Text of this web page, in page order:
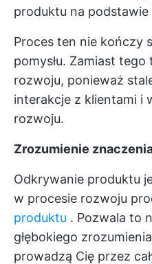
produktu na podstawie
Proces ten nie kończy
pomysłu. Zamiast
rozwoju, ponieważ
interakcje z klientami i
rozwoju.
Zrozumienie
Odkrywanie produktu
w procesie rozwoju
produktu . Pozwala to
głębokiego
prowadzą Cię przez